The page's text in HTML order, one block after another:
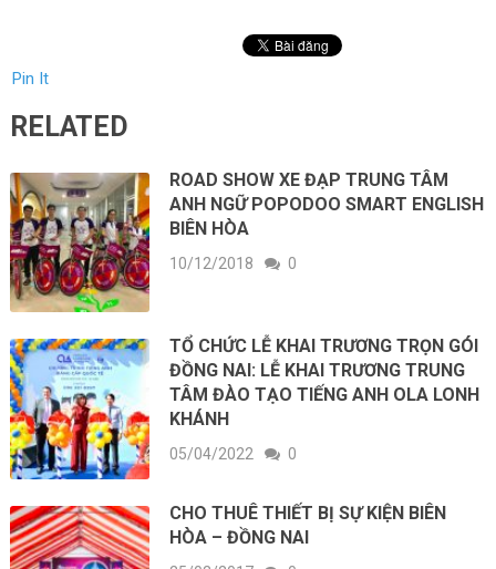
Pin It
RELATED
ROAD SHOW XE ĐẠP TRUNG TÂM
ANH NGỮ POPODOO SMART ENGLISH
BIÊN HÒA
10/12/2018 0
TỔ CHỨC LỄ KHAI TRƯƠNG TRỌN GÓI
ĐỒNG NAI: LỄ KHAI TRƯƠNG TRUNG
TÂM ĐÀO TẠO TIẾNG ANH OLA LONH
KHÁNH
05/04/2022 0
CHO THUÊ THIẾT BỊ SỰ KIỆN BIÊN
HÒA – ĐỒNG NAI